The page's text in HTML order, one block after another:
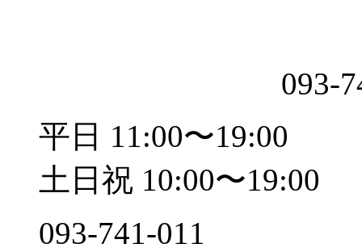
093-
平日 11:00〜19:00
土日祝 10:00〜19:00
093-741-011